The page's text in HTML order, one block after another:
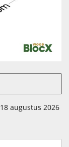
augustus 2026